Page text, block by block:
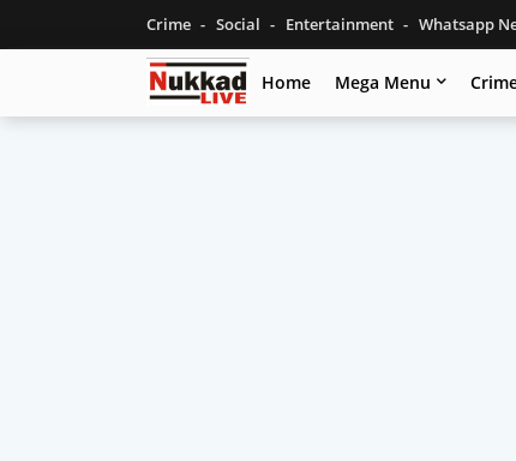
Crime Social Entertainment Whatsapp
Home Mega Menu